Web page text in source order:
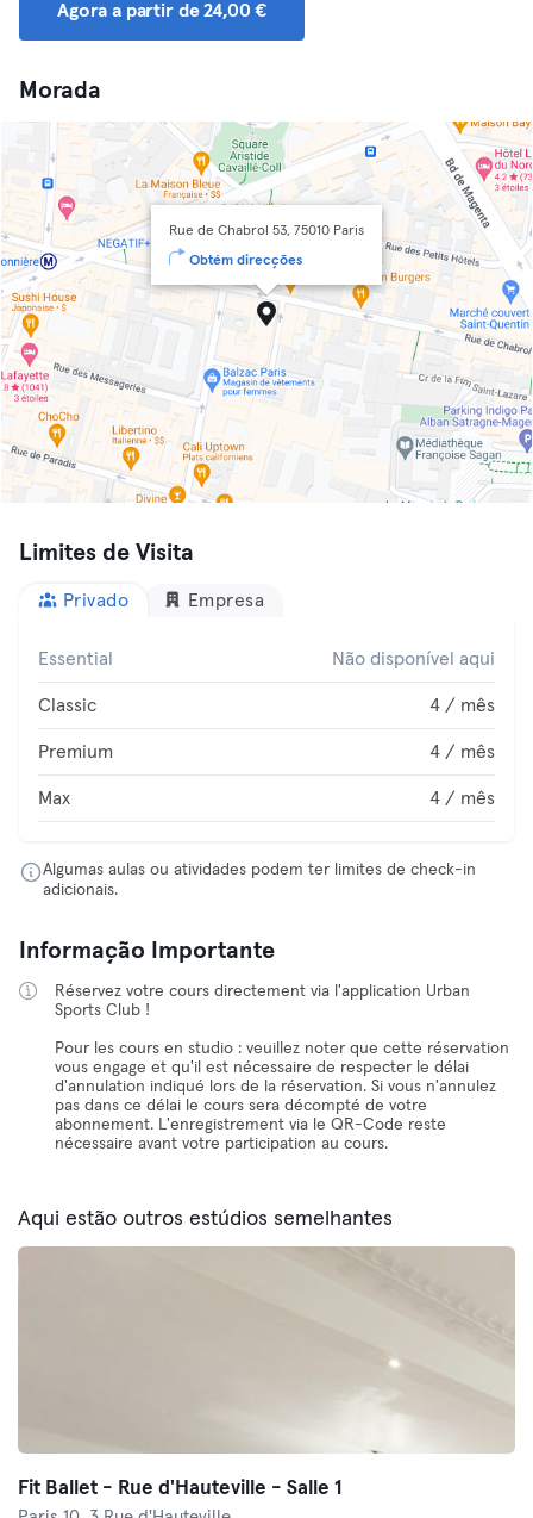
Agora a partir de 24,00 €
Morada
Rue de Chabrol 53, 75010 Paris
Obtém direcções
Limites de Visita
Privado Empresa
Essential Não disponível aqui
Classic 4 / mês
Premium 4 / mês
Max 4 / mês
Algumas aulas ou atividades podem ter limites de check-in
adicionais.
Informação Importante
Réservez votre cours directement via l'application Urban
Sports Club !
Pour les cours en studio : veuillez noter que cette réservation
vous engage et qu'il est nécessaire de respecter le délai
d'annulation indiqué lors de la réservation. Si vous n'annulez
pas dans ce délai le cours sera décompté de votre
abonnement. L'enregistrement via le QR-Code reste
nécessaire avant votre participation au cours.
Aqui estão outros estúdios semelhantes
Fit Ballet - Rue d'Hauteville - Salle 1